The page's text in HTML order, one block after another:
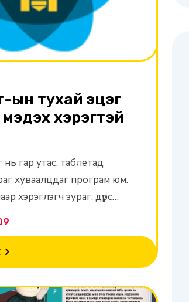
ын тухай эцэг
мэдэх хэрэгтэй
нь гар утас, таблетад
хуваалцдаг програм юм.
хэрэглэгч зураг, дүрс
дуут дуудлага, эсвэл
найзуудтайгаа хуваалцах